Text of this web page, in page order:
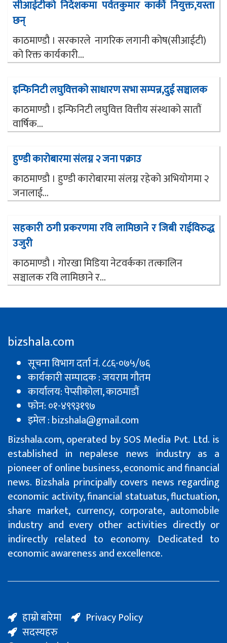
सीआईटीको निर्देशकमा पर्वतकुमार कार्की नियुक्त,यस्ता
छन्
काठमाण्डौ । सरकारले नागरिक लगानी कोष(सीआईटी)
को रिक्त कार्यकारी...
इन्फिनिटी लघुवित्तको साधारण सभा सम्पन्न,दुई सञ्चालक
काठमाण्डौ । इन्फिनिटी लघुवित्त वित्तीय संस्थाको सातौं
वार्षिक...
हुण्डी कारोबारमा संलग्न २ जना पक्राउ
काठमाण्डौ । हुण्डी कारोबारमा संलग्न रहेको अभियोगमा २
जनालाई...
सहकारी ठगी प्रकरणमा रवि लामिछाने र जिबी राईविरुद्ध
उजुरी
काठमाण्डौ । गोरखा मिडिया नेटवर्कका तत्कालिन
सञ्चालक रवि लामिछाने र...
bizshala.com
सूचना विभाग दर्ता नं. ८८६-०७५/७६
कार्यकारी सम्पादक : जयराम गौतम
कार्यालय: पेप्सीकाेला, काठमाडौं
फोन: ०१-४९९३१९७
इमेल : bizshala@gmail.com
Bizshala.com, operated by SOS Media Pvt. Ltd. is
established in nepalese news industry as a
pioneer of online business, economic and financial
news. Bizshala principally covers news regarding
economic activity, financial statuatus, fluctuation,
share market, currency, corporate, automobile
industry and every other activities directly or
indirectly related to economy. Dedicated to
economic awareness and excellence.
हाम्रो बारेमा
Privacy Policy
सदस्यहरु